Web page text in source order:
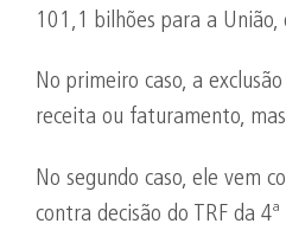
101,1 bilhões para a
No primeiro caso, a
receita ou faturamento,
No segundo caso, ele vem
contra decisão do TRF da